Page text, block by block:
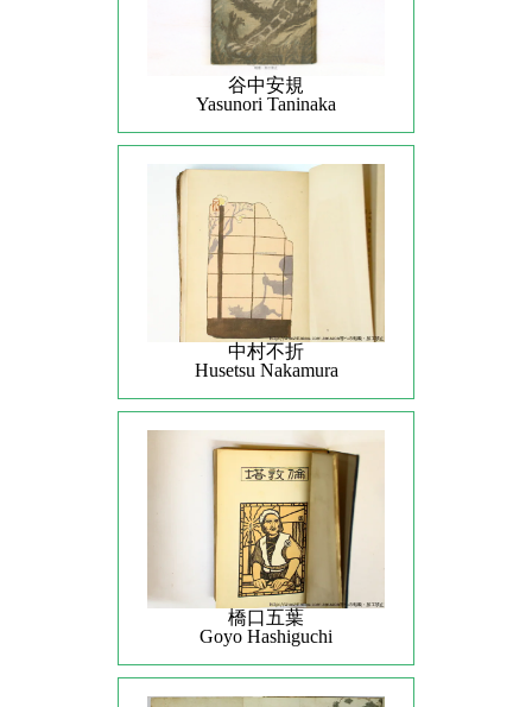
谷中安規
Yasunori Taninaka
中村不折
Husetsu Nakamura
橋口五葉
Goyo Hashiguchi